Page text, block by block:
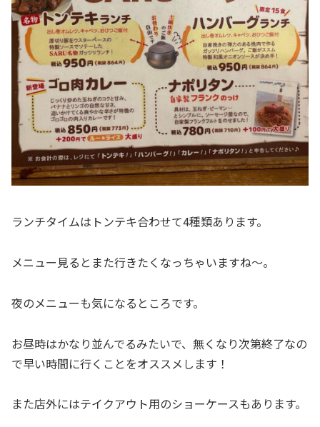
ランチタイムはトンテキ合わせて4種類あります。
メニュー見るとまた行きたくなっちゃいますね〜。
夜のメニューも気になるところです。
お昼時はかなり並んでるみたいで、無くなり次第終了なの
で早い時間に行くことをオススメします！
また店外にはテイクアウト用のショーケースもあります。